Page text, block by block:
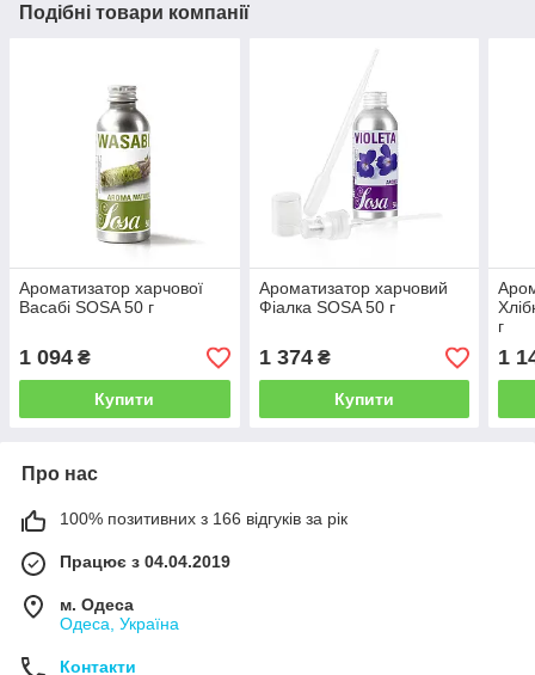
Подібні товари компанії
Ароматизатор харчової
Васабі SOSA 50 г
1 094 ₴
Купити
Ароматизатор харчовий
Фіалка SOSA 50 г
1 374₴
Купити
г
1
Про нас
100% позитивних з 166 відгуків за рік
Працює з 04.04.2019
м. Одеса
Одеса, Україна
Контакти